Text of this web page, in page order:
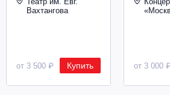
Вахтангова
от 3 500 ₽ Купить от 3 000